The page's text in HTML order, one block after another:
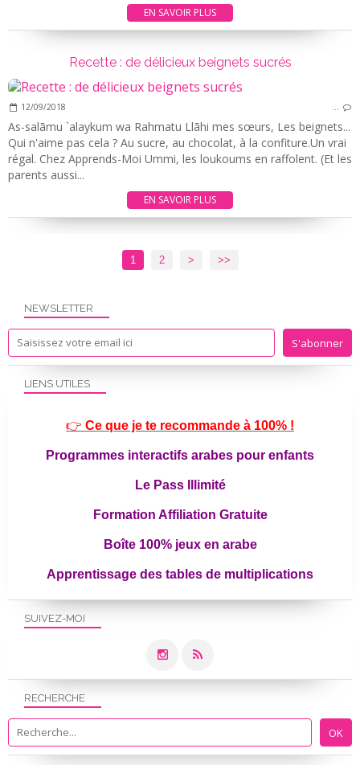
EN SAVOIR PLUS
Recette : de délicieux beignets sucrés
12/09/2018 …
As-salãmu `alaykum wa Rahmatu Llãhi mes sœurs, Les beignets...
Qui n'aime pas cela ? Au sucre, au chocolat, à la confiture.Un vrai
régal. Chez Apprends-Moi Ummi, les loukoums en raffolent. (Et les
parents aussi...
EN SAVOIR PLUS
1 2 > >>
NEWSLETTER
SUIVEZ-MOI
RECHERCHE
LIENS UTILES
👉 Ce que je te recommande à 100% !
Programmes interactifs arabes pour enfants
Le Pass Illimité
Formation Affiliation Gratuite
Boîte 100% jeux en arabe
Apprentissage des tables de multiplications